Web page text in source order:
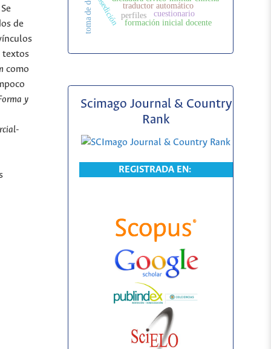
de
textos
como
y
posedición traductor automático
perfiles
cuestionario
formación inicial docente
Scimago Journal & Country
Rank
REGISTRADA EN: